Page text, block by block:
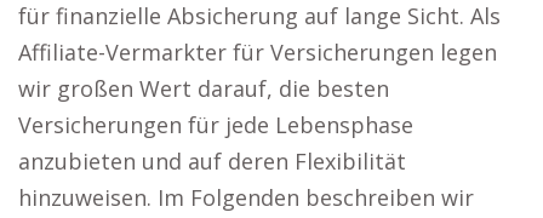
für finanzielle Absicherung auf lange Sicht. Als
Affiliate-Vermarkter für Versicherungen legen
wir großen Wert darauf, die besten
Versicherungen für jede Lebensphase
anzubieten und auf deren Flexibilität
hinzuweisen. Im Folgenden beschreiben wir